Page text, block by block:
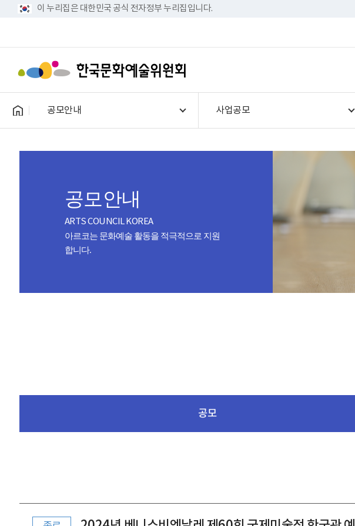
이 누리집은 대한민국 공식 전자정부 누리집입니다.
공모안내 사업공모
공모안내
ARTS COUNCIL KOREA
아르코는 문화예술 활동을 적극적으로 지원
합니다.
공모